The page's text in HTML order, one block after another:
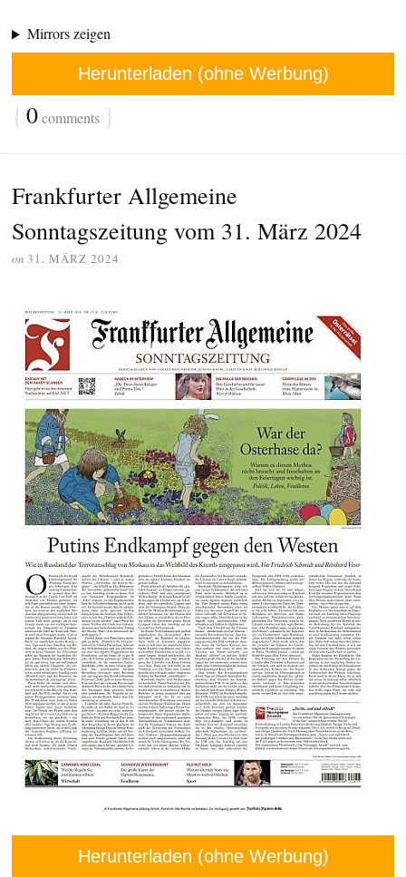
Mirrors zeigen
Herunterladen (ohne Werbung)
{ 0comments }
Frankfurter Allgemeine
Sonntagszeitung vom 31. März 2024
on 31. MÄRZ 2024
Herunterladen (ohne Werbung)